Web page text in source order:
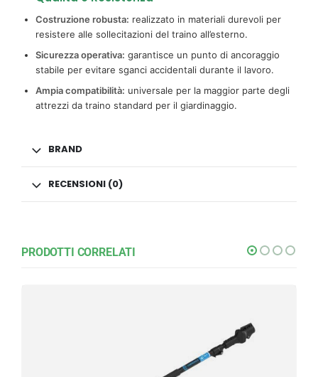
Costruzione robusta: realizzato in materiali durevoli per
resistere alle sollecitazioni del traino all’esterno.
Sicurezza operativa: garantisce un punto di ancoraggio
stabile per evitare sganci accidentali durante il lavoro.
Ampia compatibilità: universale per la maggior parte degli
attrezzi da traino standard per il giardinaggio.
BRAND
RECENSIONI (0)
PRODOTTI CORRELATI